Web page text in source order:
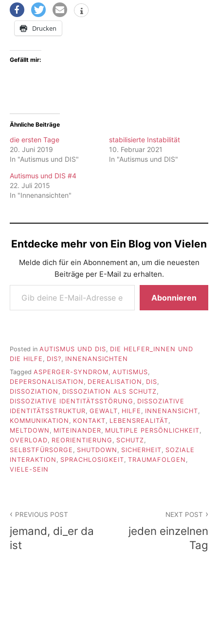
Drucken
Gefällt mir:
Ähnliche Beiträge
die ersten Tage
20. Juni 2019
In "Autismus und DIS"
stabilisierte Instabilität
10. Februar 2021
In "Autismus und DIS"
Autismus und DIS #4
22. Juli 2015
In "Innenansichten"
Entdecke mehr von Ein Blog von Vielen
Melde dich für ein Abonnement an, um die neuesten
Beiträge per E-Mail zu erhalten.
Gib deine E-Mail-Adresse ein ...
Abonnieren
Posted in AUTISMUS UND DIS, DIE HELFER_INNEN UND
DIE HILFE , DIS?, INNENANSICHTEN
Tagged ASPERGER-SYNDROM AUTISMUS
DEPERSONALISATION
DEREALISATION DIS
DISSOZIATION
DISSOZIATION ALS SCHUTZ
DISSOZIATIVE IDENTITÄTSSTÖRUNG
DISSOZIATIVE
IDENTITÄTSSTRUKTUR GEWALT HILFE INNENANSICHT
KOMMUNIKATION
KONTAKT LEBENSREALITÄT
MELTDOWN
MITEINANDER MULTIPLE PERSÖNLICHKEIT
OVERLOAD
REORIENTIERUNG SCHUTZ
SELBSTFÜRSORGE
SHUTDOWN SICHERHEIT
SOZIALE
INTERAKTION
SPRACHLOSIGKEIT TRAUMAFOLGEN
VIELE-SEIN
PREVIOUS POST
jemand, di_er da
ist
NEXT POST
jeden einzelnen
Tag